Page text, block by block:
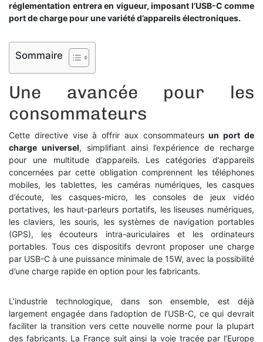
réglementation entrera en vigueur, imposant l’USB-C comme
port de charge pour une variété d’appareils électroniques.
Sommaire
Une avancée pour les
consommateurs
Cette directive vise à offrir aux consommateursun port de
charge universel, simplifiant ainsi l’expérience de recharge
pour une multitude d’appareils. Les catégories d’appareils
concernées par cette obligation comprennent les téléphones
mobiles, les tablettes, les caméras numériques, les casques
d’écoute, les casques-micro, les consoles de jeux vidéo
portatives, les haut-parleurs portatifs, les liseuses numériques,
les claviers, les souris, les systèmes de navigation portables
(GPS), les écouteurs intra-auriculaires et les ordinateurs
portables. Tous ces dispositifs devront proposer une charge
par USB-C à une puissance minimale de 15W, avec la possibilité
d’une charge rapide en option pour les fabricants.
L’industrie technologique, dans son ensemble, est déjà
largement engagée dans l’adoption de l’USB-C, ce qui devrait
faciliter la transition vers cette nouvelle norme pour la plupart
des fabricants. La France suit ainsi la voie tracée par l’Europe